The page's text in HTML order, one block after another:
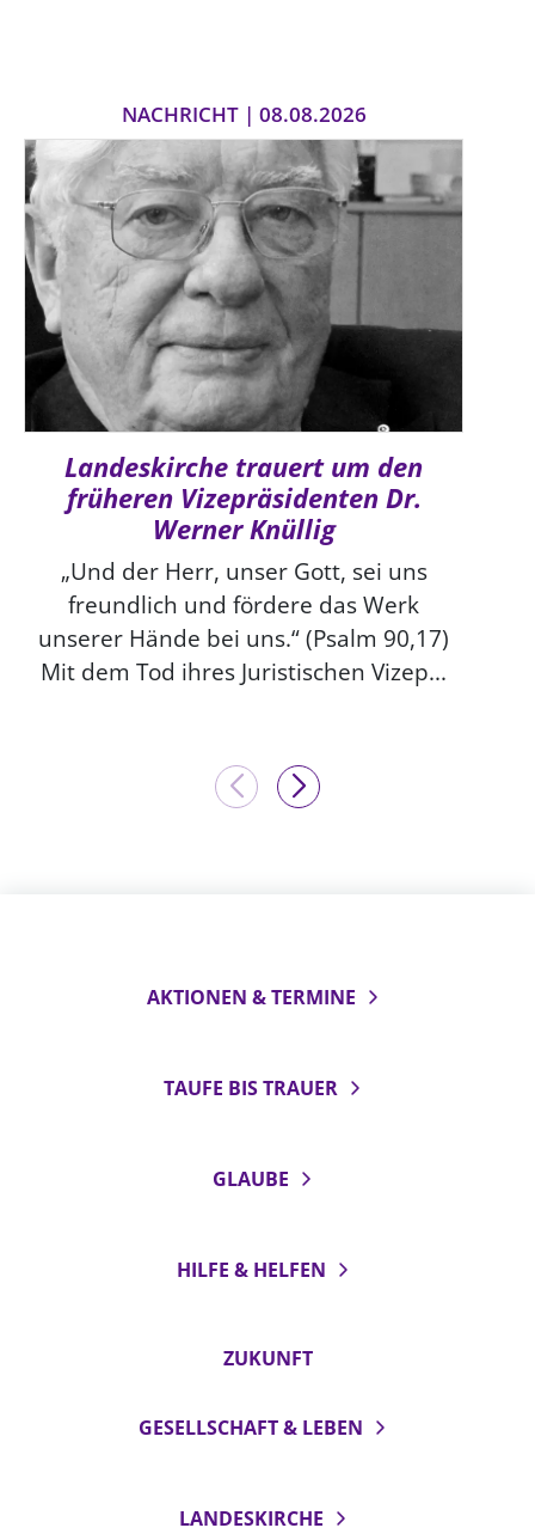
NACHRICHT | 08.08.2026
Landeskirche trauert um den
früheren Vizepräsidenten Dr.
Werner Knüllig
„Und der Herr, unser Gott, sei uns
freundlich und fördere das Werk
unserer Hände bei uns.“ (Psalm 90,17)
Mit dem Tod ihres Juristischen Vizep...
AKTIONEN & TERMINE
TAUFE BIS TRAUER
GLAUBE
HILFE & HELFEN
ZUKUNFT
GESELLSCHAFT & LEBEN
LANDESKIRCHE